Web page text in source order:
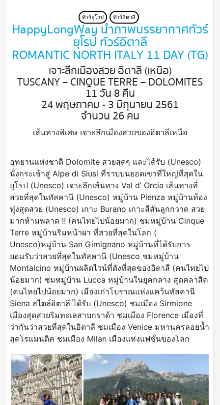
ทัวร์ยุโรป ทัวร์อิตาลี
HappyLongWay นำภาพบรรยากาศ ทัวร์
ยุโรป ทัวร์อิตาลี
ROMANTIC NORTH ITALY 11 DAY (TG)
เจาะลึกเมืองสวย อิตาลี (เหนือ)
TUSCANY – CINQUE TERRE – DOLOMITES
11 วัน 8 คืน
24 พฤษภาคม - 3 มิถุนายน 2561
จำนวน 26 คน
เส้นทางพิเศษ เจาะลึกเมืองสวยของอิตาลีเหนือ
อุทยานแห่งชาติ Dolomite สวยสุดๆ และได้รับ (Unesco)
นั่งกระเช้าสู่ Alpe di Siusi ที่ราบบนยอดเขาที่ใหญ่ที่สุดใน
ยุโรป (Unesco) เจาะลึกเส้นทาง Val d’ Orcia เส้นทางที่
สวยที่สุดในทัสคานี (Unesco) หมู่บ้าน Pienza หมู่บ้านท้อง
ทุ่งสุดสวย (Unesco) เกาะ Burano เกาะสีสันลูกกวาด สวย
มากห้ามพลาด !! (คนไทยไปน้อยมาก) ชมหมู่บ้าน Cinque
Terre หมู่บ้านริมหน้าผา ที่สวยที่สุดในโลก (
Unesco)หมู่บ้าน San Gimignano หมู่บ้านที่ได้รับการ
ยอมรับว่าสวยที่สุดในทัสคานี (Unesco ชมหมู่บ้าน
Montalcino หมู่บ้านผลิตไวน์ที่ดังที่สุดของอิตาลี (คนไทยไป
น้อยมาก) ชมหมู่บ้าน Lucca หมู่บ้านในยุคกลาง สุดคลาสิค
(คนไทยไปน้อยมาก) เมืองเก่าโบราณแห่งแคว้นทัสคานี
Siena สไตล์อิตาลี ได้รับ (Unesco) ชมเมือง Sirmione
เมืองสุดสวยริมทะเลสาบกราด้า ชมเมือง Florence เมืองที่
ว่ากันว่าสวยที่สุดในอิตาลี ชมเมือง Venice มหานครลอยน้ำ
สุดโรแมนติค ชมเมือง Milan เมืองแห่งแฟชั่นของโลก